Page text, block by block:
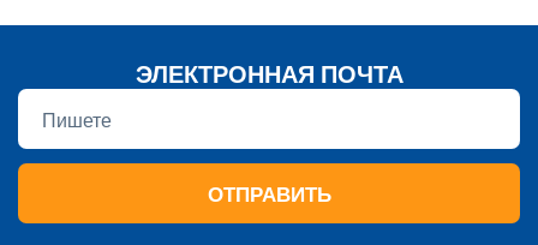
ЭЛЕКТРОННАЯ ПОЧТА
ОТПРАВИТЬ